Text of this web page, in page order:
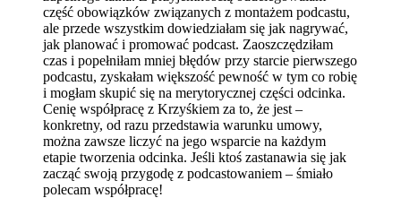
część obowiązków związanych z montażem podcastu,
ale przede wszystkim dowiedziałam się jak nagrywać,
jak planować i promować podcast. Zaoszczędziłam
czas i popełniłam mniej błędów przy starcie pierwszego
podcastu, zyskałam większość pewność w tym co robię
i mogłam skupić się na merytorycznej części odcinka.
Cenię współpracę z Krzyśkiem za to, że jest –
konkretny, od razu przedstawia warunku umowy,
można zawsze liczyć na jego wsparcie na każdym
etapie tworzenia odcinka. Jeśli ktoś zastanawia się jak
zacząć swoją przygodę z podcastowaniem – śmiało
polecam współpracę!